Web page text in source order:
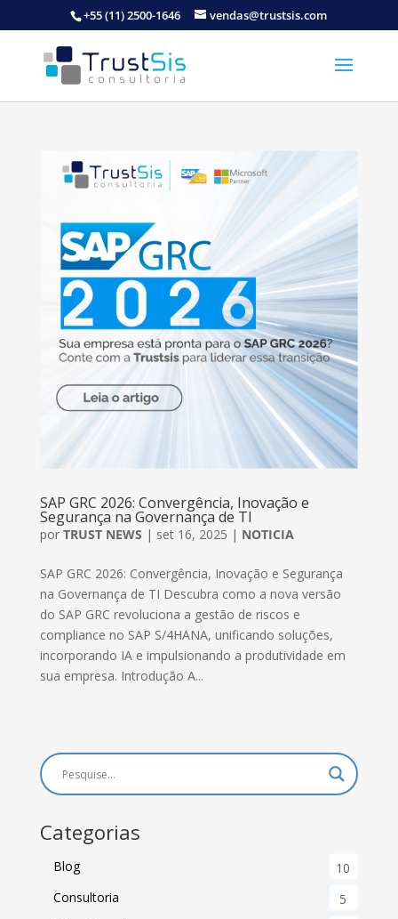
+55 (11) 2500-1646 vendas@trustsis.com
SAP GRC 2026: Convergência, Inovação e
Segurança na Governança de TI
por TRUST NEWS | set 16, 2025 | NOTICIA
SAP GRC 2026: Convergência, Inovação e Segurança
na Governança de TI Descubra como a nova versão
do SAP GRC revoluciona a gestão de riscos e
compliance no SAP S/4HANA, unificando soluções,
incorporando IA e impulsionando a produtividade em
sua empresa. Introdução A...
Categorias
Blog
10
Consultoria
5